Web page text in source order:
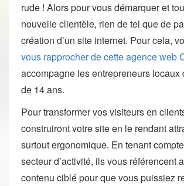
rude ! Alors pour vous démarquer et
nouvelle clientèle, rien de tel que de
création d’un site internet. Pour cela,
vous rapprocher de cette agence web
accompagne les entrepreneurs locaux
de 14 ans.
Pour transformer vos visiteurs en
construiront votre site en le rendant
surtout ergonomique. En tenant
secteur d’activité, ils vous référencent
contenu ciblé pour que vous puissiez